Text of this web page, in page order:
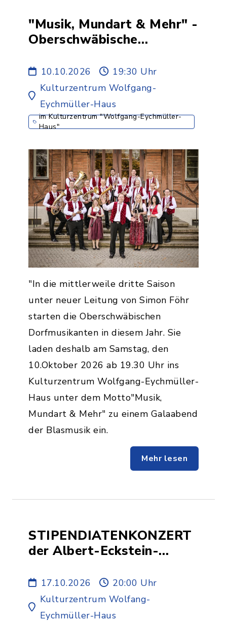
"Musik, Mundart & Mehr" -
Oberschwäbische
10.10.2026
19:30 Uhr
Kulturzentrum Wolfgang-
Eychmüller-Haus
im Kulturzentrum "Wolfgang-Eychmüller-
Haus"
"In die mittlerweile dritte Saison
unter neuer Leitung von Simon Föhr
starten die Oberschwäbischen
Dorfmusikanten in diesem Jahr. Sie
laden deshalb am Samstag, den
10.Oktober 2026 ab 19.30 Uhr ins
Kulturzentrum Wolfgang-Eychmüller-
Haus unter dem Motto"Musik,
Mundart & Mehr" zu einem Galaabend
der Blasmusik ein.
Mehr lesen
STIPENDIATENKONZERT
der Albert-Eckstein-
17.10.2026
20:00 Uhr
Kulturzentrum Wolfang-
Eychmüller-Haus